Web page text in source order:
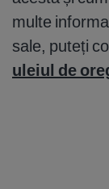
multe
sale, puteți
uleiul de